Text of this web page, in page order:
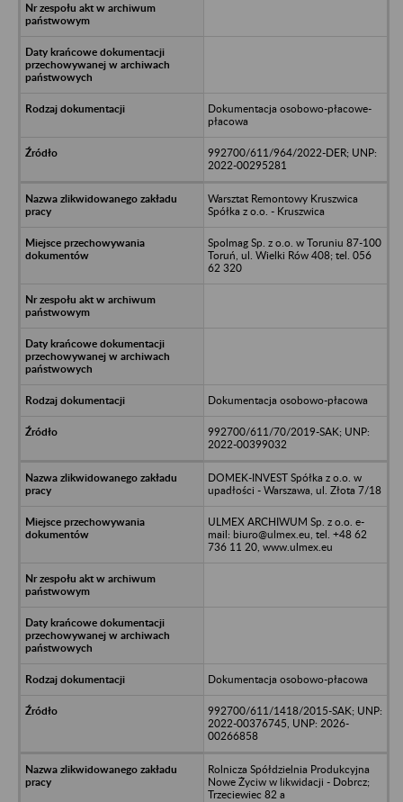
Dokumentacja osobowo-płacowe-
płacowa
992700/611/964/2022-DER; UNP:
2022-00295281
Warsztat Remontowy Kruszwica
Spółka z o.o. - Kruszwica
Spolmag Sp. z o.o. w Toruniu 87-100
Toruń, ul. Wielki Rów 408; tel. 056
62 320
Dokumentacja osobowo-płacowa
992700/611/70/2019-SAK; UNP:
2022-00399032
DOMEK-INVEST Spółka z o.o. w
upadłości - Warszawa, ul. Złota 7/18
ULMEX ARCHIWUM Sp. z o.o. e-
mail: biuro@ulmex.eu, tel. +48 62
736 11 20, www.ulmex.eu
Dokumentacja osobowo-płacowa
992700/611/1418/2015-SAK; UNP:
2022-00376745, UNP: 2026-
00266858
Rolnicza Spółdzielnia Produkcyjna
Nowe Życiw w likwidacji - Dobrcz;
Trzeciewiec 82 a